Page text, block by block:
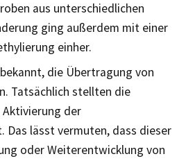
aus unterschiedlichen
ging außerdem mit einer
einher.
die Übertragung von
Tatsächlich stellten die
der
Das lässt vermuten, dass dieser
oder Weiterentwicklung von